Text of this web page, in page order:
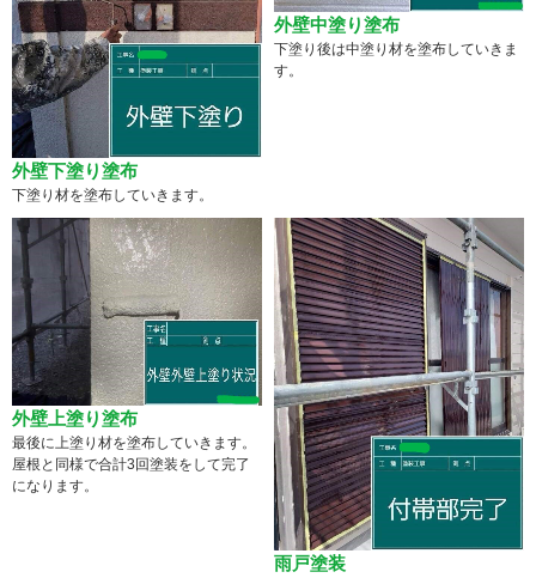
外壁下塗り塗布
下塗り材を塗布していきます。
外壁中塗り塗布
下塗り後は中塗り材を塗布していきま
す。
外壁上塗り塗布
最後に上塗り材を塗布していきます。
屋根と同様で合計3回塗装をして完了
になります。
雨戸塗装